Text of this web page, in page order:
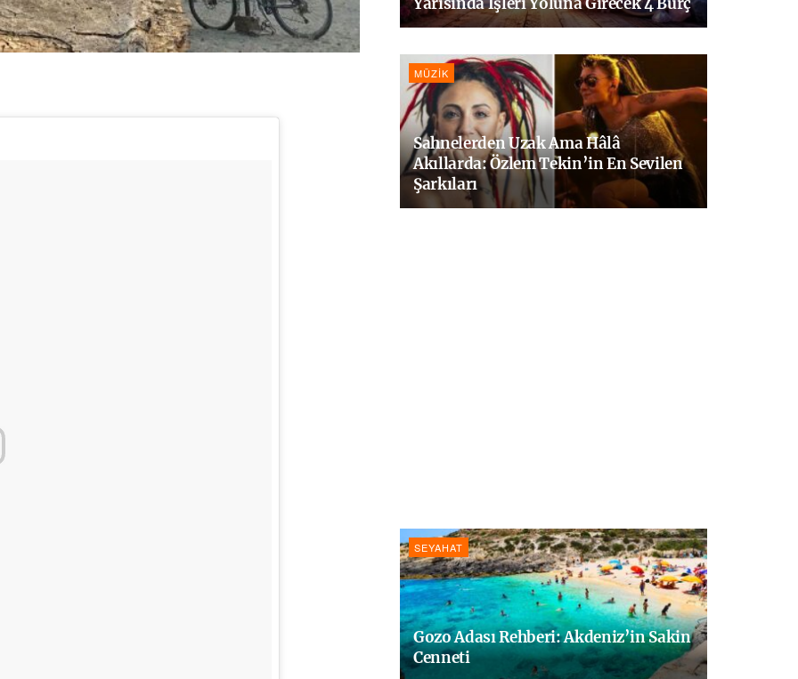
MÜZIK
Sahnelerden Uzak Ama Hâlâ
Akıllarda: Özlem Tekin’in En Sevilen
Şarkıları
SEYAHAT
Gozo Adası Rehberi: Akdeniz’in Sakin
Cenneti